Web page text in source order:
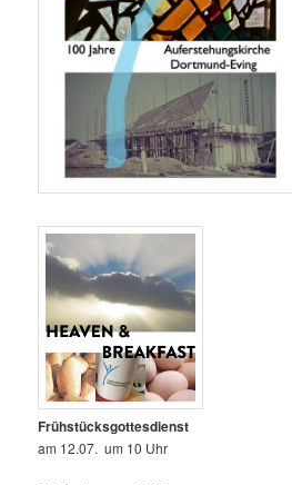
Frühstücksgottesdienst
am 12.07. um 10 Uhr